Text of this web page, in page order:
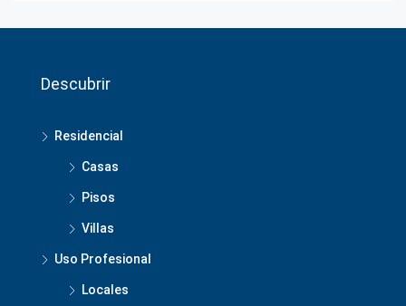
Descubrir
Residencial
Casas
Pisos
Villas
Uso Profesional
Locales